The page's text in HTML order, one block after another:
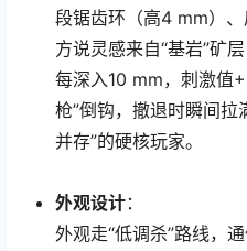
段锯齿环（高4 mm）
方说灵感来自“基岩”矿
每深入10 mm，刺激值
枪”倒钩，撤退时瞬间拉
并存”的硬核玩家。
外观设计：
外观走“低调杀”路线，